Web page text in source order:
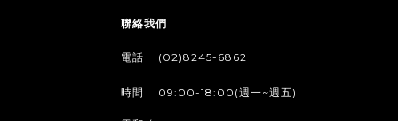
聯絡我們
電話 (02)8245-6862
時間 09:00-18:00(週一~週五)